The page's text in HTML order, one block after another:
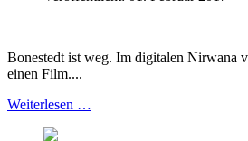
Bonestedt ist weg. Im digitalen Nirwana
einen Film....
Weiterlesen …